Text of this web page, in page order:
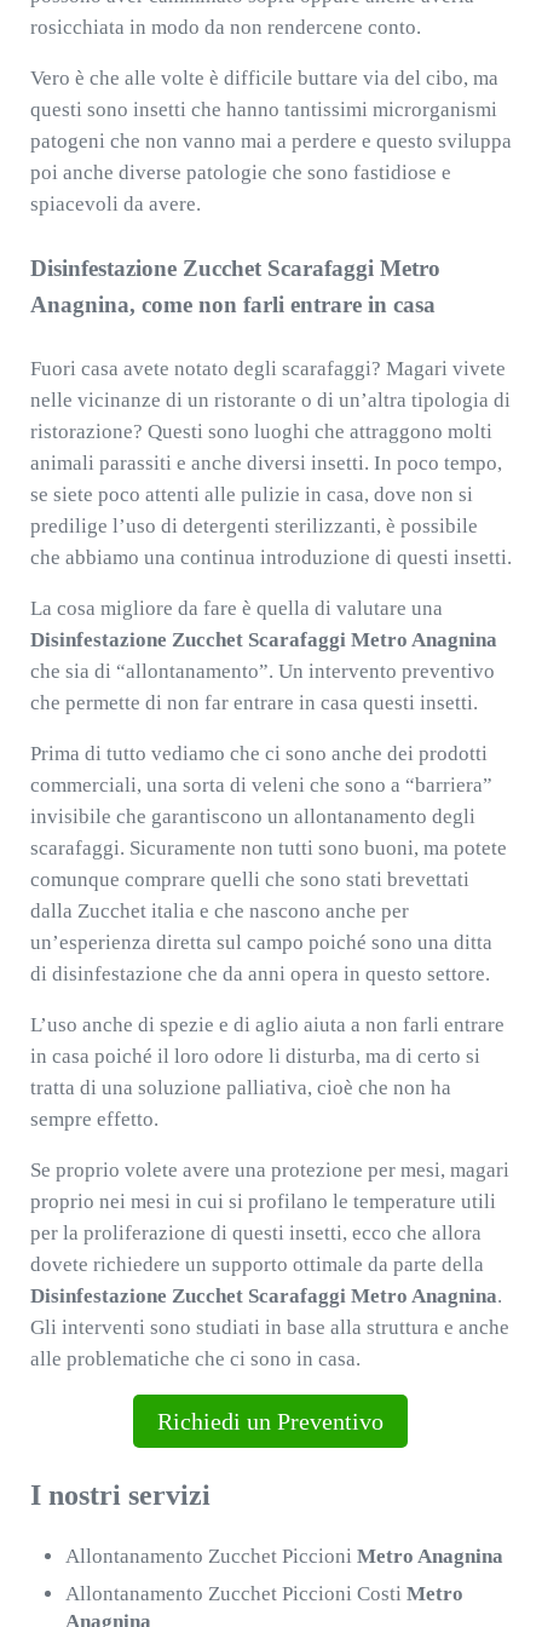
rosicchiata in modo da non rendercene conto.
Vero è che alle volte è difficile buttare via del cibo, ma
questi sono insetti che hanno tantissimi microrganismi
patogeni che non vanno mai a perdere e questo sviluppa
poi anche diverse patologie che sono fastidiose e
spiacevoli da avere.
Disinfestazione Zucchet Scarafaggi Metro
Anagnina, come non farli entrare in casa
Fuori casa avete notato degli scarafaggi? Magari vivete
nelle vicinanze di un ristorante o di un’altra tipologia di
ristorazione? Questi sono luoghi che attraggono molti
animali parassiti e anche diversi insetti. In poco tempo,
se siete poco attenti alle pulizie in casa, dove non si
predilige l’uso di detergenti sterilizzanti, è possibile
che abbiamo una continua introduzione di questi insetti.
La cosa migliore da fare è quella di valutare una
Disinfestazione Zucchet Scarafaggi Metro Anagnina
che sia di “allontanamento”. Un intervento preventivo
che permette di non far entrare in casa questi insetti.
Prima di tutto vediamo che ci sono anche dei prodotti
commerciali, una sorta di veleni che sono a “barriera”
invisibile che garantiscono un allontanamento degli
scarafaggi. Sicuramente non tutti sono buoni, ma potete
comunque comprare quelli che sono stati brevettati
dalla Zucchet italia e che nascono anche per
un’esperienza diretta sul campo poiché sono una ditta
di disinfestazione che da anni opera in questo settore.
L’uso anche di spezie e di aglio aiuta a non farli entrare
in casa poiché il loro odore li disturba, ma di certo si
tratta di una soluzione palliativa, cioè che non ha
sempre effetto.
Se proprio volete avere una protezione per mesi, magari
proprio nei mesi in cui si profilano le temperature utili
per la proliferazione di questi insetti, ecco che allora
dovete richiedere un supporto ottimale da parte della
Disinfestazione Zucchet Scarafaggi Metro Anagnina.
Gli interventi sono studiati in base alla struttura e anche
alle problematiche che ci sono in casa.
Richiedi un Preventivo
I nostri servizi
Allontanamento Zucchet PiccioniMetro Anagnina
Allontanamento Zucchet Piccioni CostiMetro
Anagnina